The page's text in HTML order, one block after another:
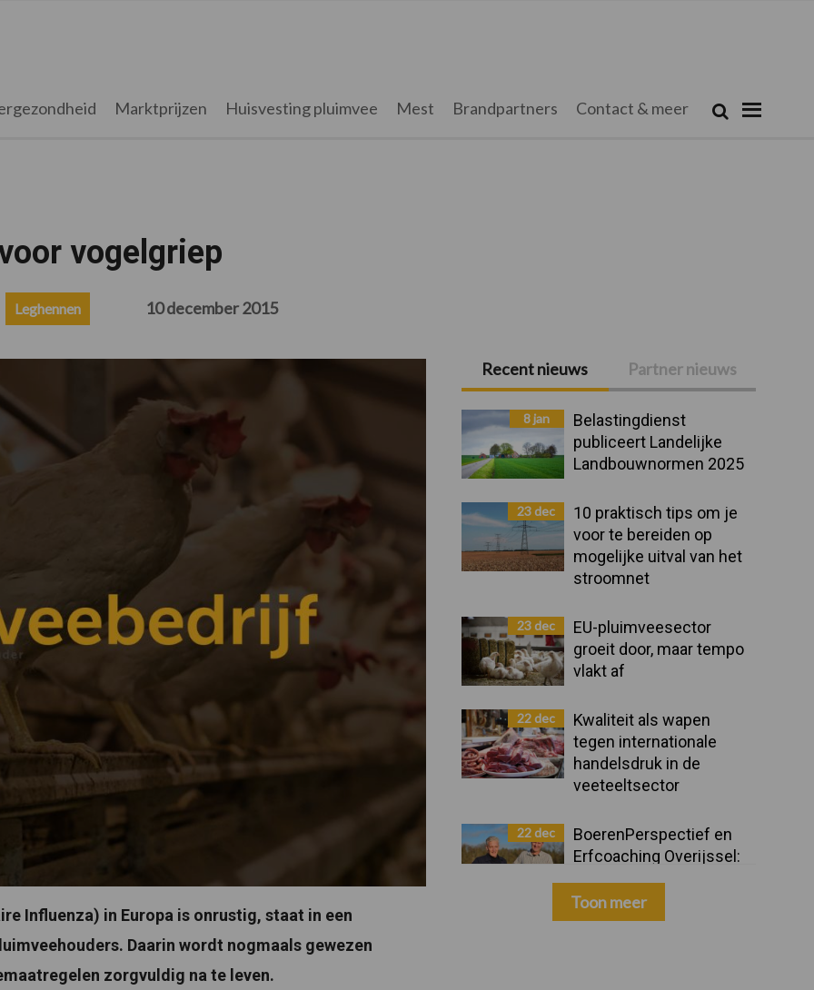
Marktprijzen Huisvesting pluimvee Mest Brandpartners Contact & meer Zoek
vogelgriep
Leghennen 10 december 2015
Influenza) in Europa is onrustig, staat in een
Daarin wordt nogmaals gewezen
zorgvuldig na te leven.
Primaire
Sidebar
Recent nieuws Partner nieuws
8 jan
Belastingdienst
publiceert Landelijke
Landbouwnormen 2025
23 dec
10 praktisch tips om je
voor te bereiden op
mogelijke uitval van het
stroomnet
23 dec
EU-pluimveesector
groeit door, maar tempo
vlakt af
22 dec
Kwaliteit als wapen
tegen internationale
handelsdruk in de
veeteeltsector
22 dec
BoerenPerspectief en
Erfcoaching Overijssel:
ondersteuning bij grote
keuzes
Toon meer